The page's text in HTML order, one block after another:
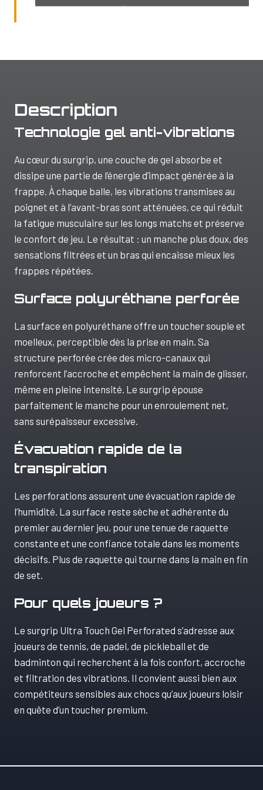
Description
Technologie gel anti-vibrations
Au cœur du surgrip, une couche de gel absorbe et
dissipe une partie de l’énergie d’impact générée à la
frappe. À chaque balle, les vibrations transmises au
poignet et à l’avant-bras sont atténuées, ce qui réduit
la fatigue musculaire sur les longs matchs et préserve
le confort de jeu. Le résultat : un manche plus doux, des
sensations filtrées et un bras qui encaisse mieux les
frappes répétées.
Surface polyuréthane perforée
La surface en polyuréthane offre un toucher souple et
moelleux, perceptible dès la prise en main. Sa
structure perforée crée des micro-canaux qui
renforcent l’accroche et empêchent la main de glisser,
même en pleine intensité. Le surgrip épouse
parfaitement le manche pour un enroulement net,
sans surépaisseur excessive.
Évacuation rapide de la
transpiration
Les perforations assurent une évacuation rapide de
l’humidité. La surface reste sèche et adhérente du
premier au dernier jeu, pour une tenue de raquette
constante et une confiance totale dans les moments
décisifs. Plus de raquette qui tourne dans la main en fin
de set.
Pour quels joueurs ?
Le surgrip Ultra Touch Gel Perforated s’adresse aux
joueurs de tennis, de padel, de pickleball et de
badminton qui recherchent à la fois confort, accroche
et filtration des vibrations. Il convient aussi bien aux
compétiteurs sensibles aux chocs qu’aux joueurs loisir
en quête d’un toucher premium.